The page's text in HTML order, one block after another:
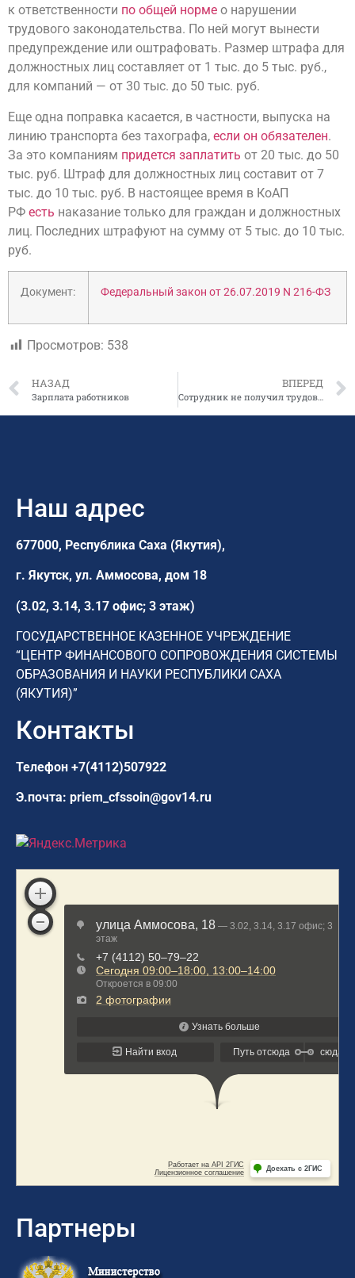
к ответственности по общей норме о нарушении
трудового законодательства. По ней могут вынести
предупреждение или оштрафовать. Размер штрафа для
должностных лиц составляет от 1 тыс. до 5 тыс. руб.,
для компаний — от 30 тыс. до 50 тыс. руб.
Еще одна поправка касается, в частности, выпуска на
линию транспорта без тахографа, если он обязателен.
За это компаниям придется заплатить от 20 тыс. до 50
тыс. руб. Штраф для должностных лиц составит от 7
тыс. до 10 тыс. руб. В настоящее время в КоАП
РФ есть наказание только для граждан и должностных
лиц. Последних штрафуют на сумму от 5 тыс. до 10 тыс.
руб.
Документ: Федеральный закон от 26.07.2019 N 216-ФЗ
Просмотров: 538
НАЗАД
Зарплата работников
ВПЕРЕД
Сотрудник не получил трудовую книжку на почте – работодатель не отвечает за задержку ее выдачи
Наш адрес
677000, Республика Саха (Якутия),
г. Якутск, ул. Аммосова, дом 18
(3.02, 3.14, 3.17 офис; 3 этаж)
ГОСУДАРСТВЕННОЕ КАЗЕННОЕ УЧРЕЖДЕНИЕ
“ЦЕНТР ФИНАНСОВОГО СОПРОВОЖДЕНИЯ СИСТЕМЫ
ОБРАЗОВАНИЯ И НАУКИ РЕСПУБЛИКИ САХА
(ЯКУТИЯ)”
Контакты
Телефон +7(4112)507922
Э.почта: priem_cfssoin@gov14.ru
Партнеры